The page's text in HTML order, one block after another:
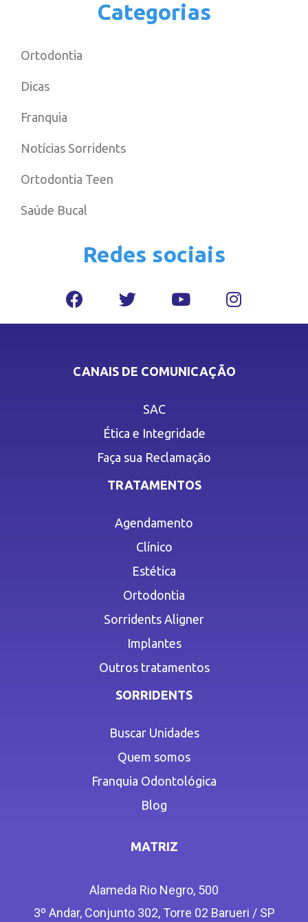
Categorias
Ortodontia
Dicas
Franquia
Notícias Sorridents
Ortodontia Teen
Saúde Bucal
Redes sociais
CANAIS DE COMUNICAÇÃO
SAC
Ética e Integridade
Faça sua Reclamação
TRATAMENTOS
Agendamento
Clínico
Estética
Ortodontia
Sorridents Aligner
Implantes
Outros tratamentos
SORRIDENTS
Buscar Unidades
Quem somos
Franquia Odontológica
Blog
MATRIZ
Alameda Rio Negro, 500
3º Andar, Conjunto 302, Torre 02 Barueri / SP